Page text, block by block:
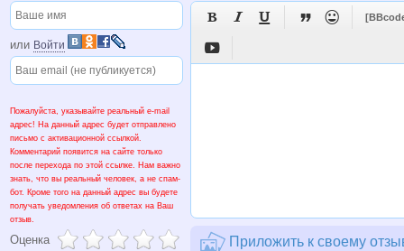
или Войти
Пожалуйста, указывайте реальный e-mail
адрес! На данный адрес будет отправлено
письмо с активационной ссылкой.
Комментарий появится на сайте только
после перехода по этой ссылке. Нам важно
знать, что вы реальный человек, а не спам-
бот. Кроме того на данный адрес вы будете
получать уведомления об ответах на Ваш
отзыв.
Оценка
   


Приложить к своему